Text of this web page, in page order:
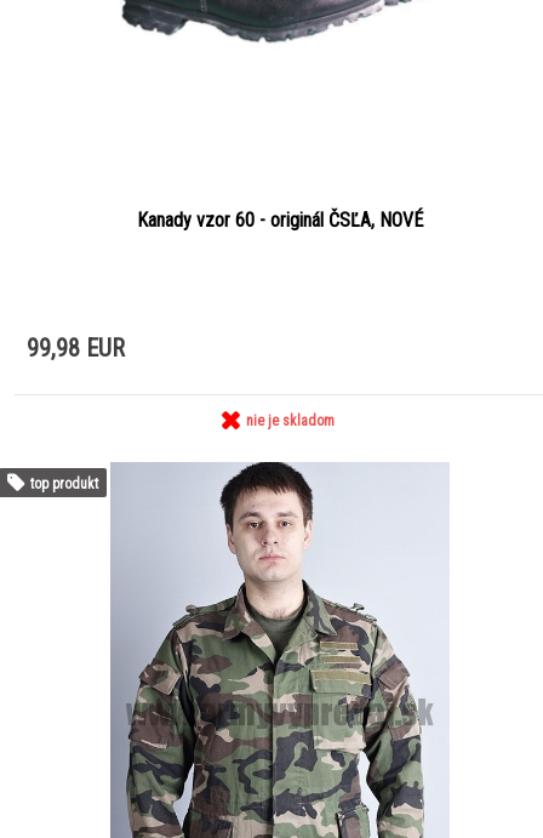
Kanady vzor 60 - originál ČSĽA, NOVÉ
99,98 EUR
nie je skladom
top produkt